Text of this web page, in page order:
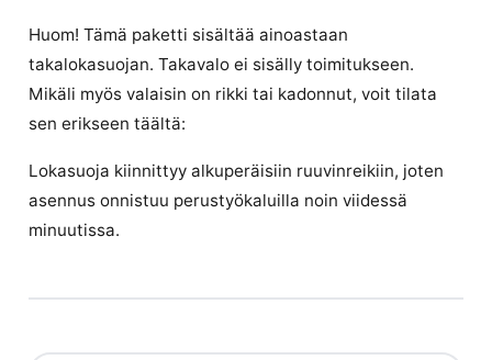
Huom! Tämä paketti sisältää ainoastaan
takalokasuojan. Takavalo ei sisälly toimitukseen.
Mikäli myös valaisin on rikki tai kadonnut, voit tilata
sen erikseen täältä:
Lokasuoja kiinnittyy alkuperäisiin ruuvinreikiin, joten
asennus onnistuu perustyökaluilla noin viidessä
minuutissa.